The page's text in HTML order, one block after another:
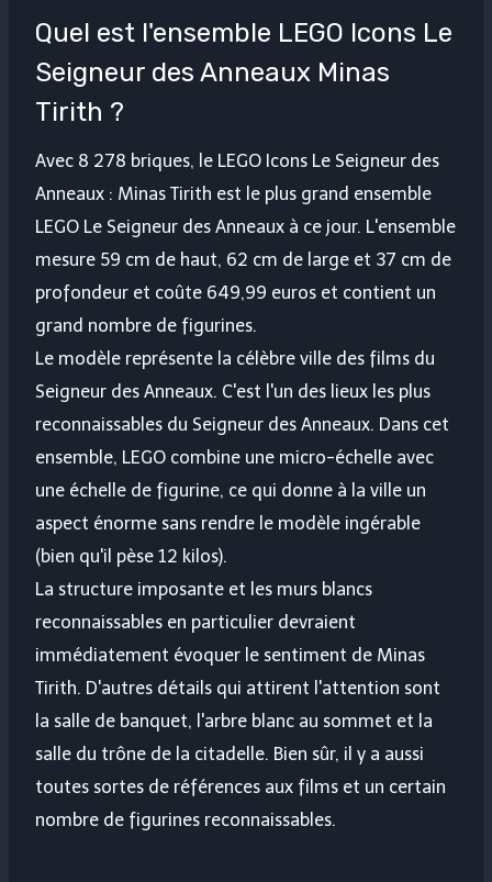
Quel est l'ensemble LEGO Icons Le
Seigneur des Anneaux Minas
Tirith ?
Avec 8 278 briques, le LEGO Icons Le Seigneur des
Anneaux : Minas Tirith est le plus grand ensemble
LEGO Le Seigneur des Anneaux à ce jour. L'ensemble
mesure 59 cm de haut, 62 cm de large et 37 cm de
profondeur et coûte 649,99 euros et contient un
grand nombre de figurines.
Le modèle représente la célèbre ville des films du
Seigneur des Anneaux. C'est l'un des lieux les plus
reconnaissables du Seigneur des Anneaux. Dans cet
ensemble, LEGO combine une micro-échelle avec
une échelle de figurine, ce qui donne à la ville un
aspect énorme sans rendre le modèle ingérable
(bien qu'il pèse 12 kilos).
La structure imposante et les murs blancs
reconnaissables en particulier devraient
immédiatement évoquer le sentiment de Minas
Tirith. D'autres détails qui attirent l'attention sont
la salle de banquet, l'arbre blanc au sommet et la
salle du trône de la citadelle. Bien sûr, il y a aussi
toutes sortes de références aux films et un certain
nombre de figurines reconnaissables.